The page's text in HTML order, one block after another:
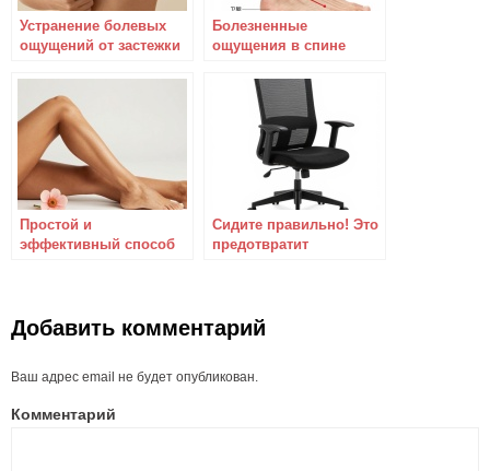
Устранение болевых
ощущений от застежки
Болезненные
ощущения в спине
используйте для этого
3 чудесные точки
Простой и
эффективный способ
здоровье!
Сидите правильно! Это
предотвратит
Добавить комментарий
Ваш адрес email не будет опубликован.
Комментарий